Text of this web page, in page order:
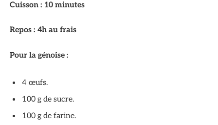
Cuisson : 10 minutes
Repos : 4h au frais
Pour la génoise :
4 œufs.
100 g de sucre.
100 g de farine.